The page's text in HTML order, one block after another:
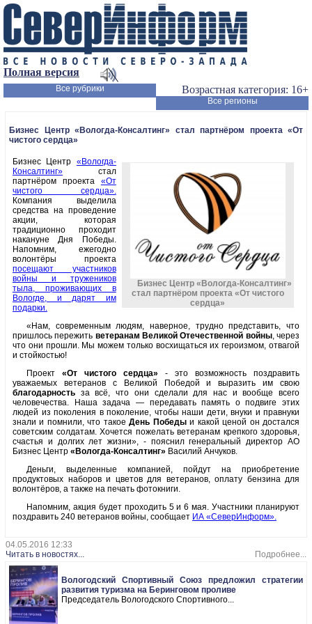
Полная версия
Возрастная категория: 16+
Все рубрики
Все регионы
Бизнес Центр «Вологда-Консалтинг» стал партнёром проекта «От
чистого сердца»
Бизнес Центр «Вологда-Консалтинг»
стал партнёром проекта «От чистого
сердца»
Бизнес Центр «Вологда-
Консалтинг» стал
партнёром проекта «От
чистого сердца».
Компания выделила
средства на проведение
акции, которая
традиционно проходит
накануне Дня Победы.
Напомним, ежегодно
волонтёры проекта
посещают участников
войны и тружеников
тыла, проживающих в
Вологде, и дарят им
подарки.
«Нам, современным людям, наверное, трудно представить, что
пришлось пережить ветеранам Великой Отечественной войны, через
что они прошли. Мы можем только восхищаться их героизмом, отвагой
и стойкостью!
Проект «От чистого сердца» - это возможность поздравить
уважаемых ветеранов с Великой Победой и выразить им свою
благодарность за всё, что они сделали для нас и вообще всего
человечества. Наша задача — передавать память о подвиге этих
людей из поколения в поколение, чтобы наши дети, внуки и правнуки
знали и помнили, что такоеДень Победыи какой ценой он достался
советским солдатам. Хочется пожелать ветеранам крепкого здоровья,
счастья и долгих лет жизни», - пояснил генеральный директор АО
Бизнес Центр «Вологда-Консалтинг» Василий Анчуков.
Деньги, выделенные компанией, пойдут на приобретение
продуктовых наборов и цветов для ветеранов, оплату бензина для
волонтёров, а также на печать фотокниги.
Напомним, акция будет проходить 5 и 6 мая. Участники планируют
поздравить 240 ветеранов войны, сообщает ИА «СеверИнформ».
04.05.2016 12:33
Читать в новостях...
Подробнее...
Вологодский Спортивный Союз предложил стратегии
развития туризма на Беринговом проливе
Председатель Вологодского Спортивного...